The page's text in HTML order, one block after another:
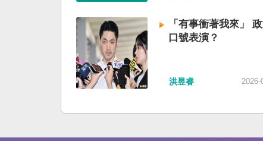
「有事衝著我來」
口號表演？
洪昱睿 2026-